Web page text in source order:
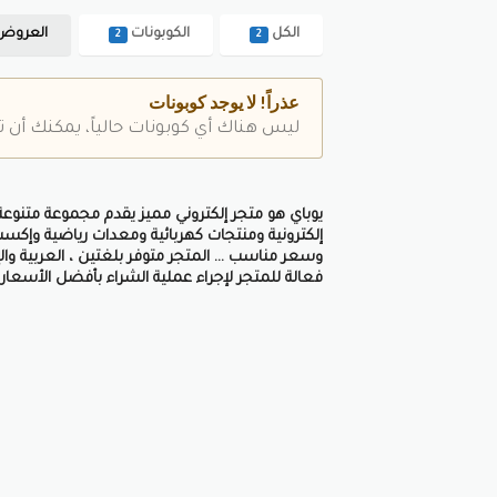
على
الكل 2 الكوبونات 2
عذراً! لا يوجد كوبونات
ليس هناك أي كوبونات حالياً، يمكنك أن
يوباي هو متجر إلكتروني مميز يقدم مجموعة
إلكترونية ومنتجات كهربائية ومعدات رياضية
وسعر مناسب … المتجر متوفر بلغتين ، العربية
فعالة للمتجر لإجراء عملية الشراء بأفضل الأسعار